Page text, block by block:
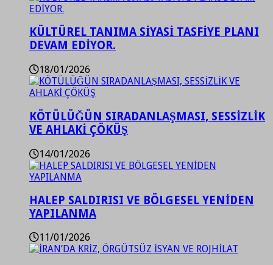
KÜLTÜREL TANIMA SİYASİ TASFİYE PLANI
DEVAM EDİYOR.
18/01/2026
KÖTÜLÜĞÜN SIRADANLAŞMASI, SESSİZLİK
VE AHLAKİ ÇÖKÜŞ
14/01/2026
HALEP SALDIRISI VE BÖLGESEL YENİDEN
YAPILANMA
11/01/2026